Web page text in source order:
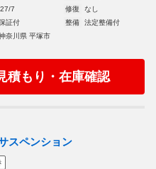
7 修復
なし
証付 整備
法定整備付
奈川県 平塚市
積もり・在庫確認
スペンション